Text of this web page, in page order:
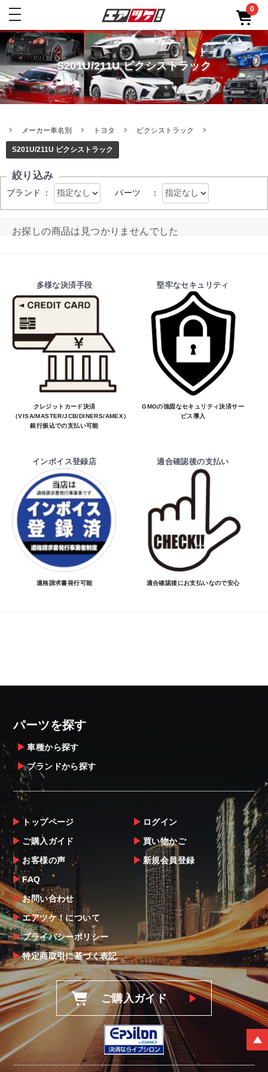
toggle
0
S201U/211U ピクシストラック
メーカー車名別 トヨタ ピクシストラック
S201U/211U ピクシストラック
絞り込み
ブランド ： パーツ ：
お探しの商品は見つかりませんでした
多様な決済手段
クレジットカード決済
（VISA/MASTER/JCB/DINERS/AMEX）、
銀行振込での支払い可能
堅牢なセキュリティ
GMOの強固なセキュリティ決済サー
ビス導入
インボイス登録店
適格請求書発行可能
適合確認後の支払い
適合確認後にお支払いなので安心
パーツを探す
車種から探す
ブランドから探す
トップページ
ご購入ガイド
お客様の声
FAQ
お問い合わせ
エアツケ！について
プライバシーポリシー
特定商取引に基づく表記
ログイン
買い物かご
新規会員登録
ご購入ガイド